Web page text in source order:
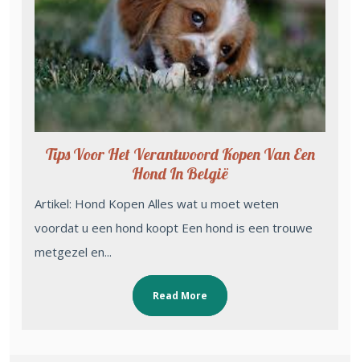
Tips Voor Het Verantwoord Kopen Van Een
Hond In België
Artikel: Hond Kopen Alles wat u moet weten
voordat u een hond koopt Een hond is een trouwe
metgezel en...
Read More